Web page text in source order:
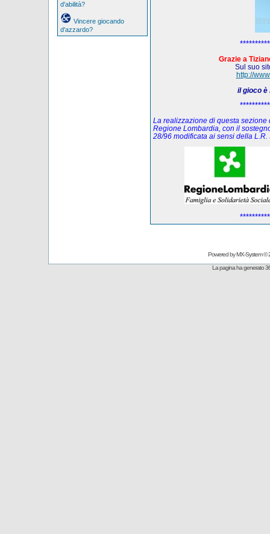
d'abilità?
Vincere giocando
d'azzardo?
Grazie a
Sul suo
http://
il gioco è
La realizzazione di questa sezione
Regione Lombardia, con il
28/96 modificata ai sensi della
Powered byMX-System©
La pagina ha generato